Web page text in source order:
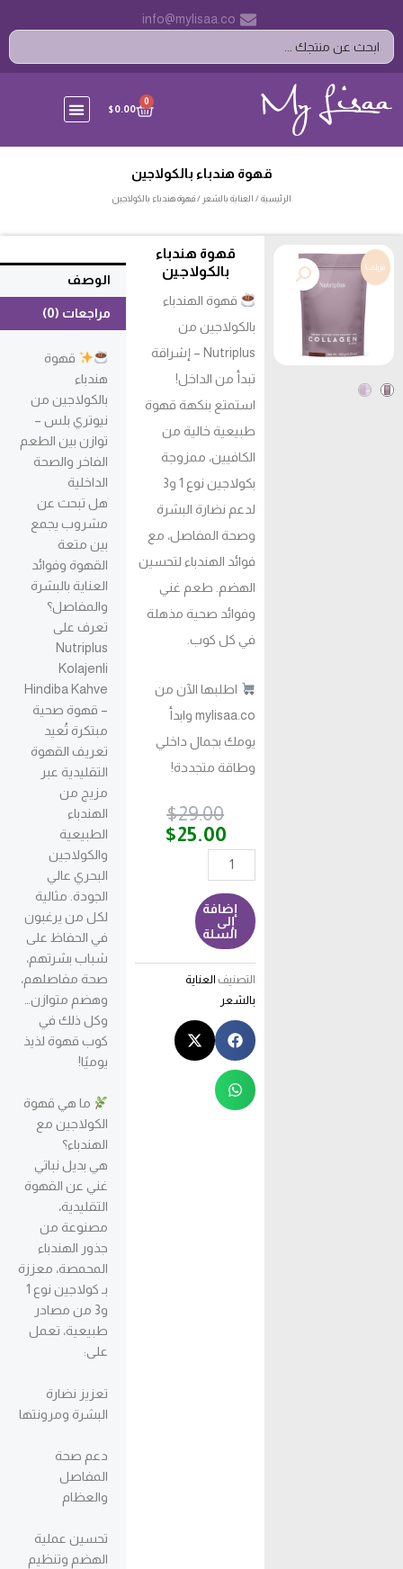
إلى
المحتوى
info@mylisaa.co
Search
...
$0.00
0
CART
قهوة هندباء بالكولاجين
الرئيسية / العناية بالشعر / قهوة هندباء بالكولاجين
تنزيلات!
قهوة هندباء
بالكولاجين
قهوة الهندباء
بالكولاجين من
Nutriplus – إشراقة
تبدأ من الداخل!
استمتع بنكهة قهوة
طبيعية خالية من
الكافيين، ممزوجة
بكولاجين نوع 1 و3
لدعم نضارة البشرة
وصحة المفاصل، مع
فوائد الهندباء لتحسين
الهضم. طعم غني
وفوائد صحية مذهلة
في كل كوب.
اطلبها الآن من
mylisaa.co وابدأ
يومك بجمال داخلي
وطاقة متجددة!
$29.00 السعر
الأصلي$25.00
كمية
قهوة
هندباء
بالكولاجين
إضافة
إلى
السلة
التصنيف العناية
بالشعر
الوصف
مراجعات (0)
قهوة
هندباء
بالكولاجين من
نيوتري بلس –
توازن بين الطعم
الفاخر والصحة
الداخلية
هل تبحث عن
مشروب يجمع
بين متعة
القهوة وفوائد
العناية بالبشرة
والمفاصل؟
تعرف على
Nutriplus
Kolajenli
Hindiba Kahve
– قهوة صحية
مبتكرة تُعيد
تعريف القهوة
التقليدية عبر
مزيج من
الهندباء
الطبيعية
والكولاجين
البحري عالي
الجودة. مثالية
لكل من يرغبون
في الحفاظ على
شباب بشرتهم،
صحة مفاصلهم،
وهضم متوازن…
وكل ذلك في
كوب قهوة لذيذ
يوميًا!
ما هي قهوة
الكولاجين مع
الهندباء؟
هي بديل نباتي
غني عن القهوة
التقليدية،
مصنوعة من
جذور الهندباء
المحمصة، معززة
بـ كولاجين نوع 1
و3 من مصادر
طبيعية، تعمل
على:
تعزيز نضارة
البشرة ومرونتها
دعم صحة
المفاصل
والعظام
تحسين عملية
الهضم وتنظيم